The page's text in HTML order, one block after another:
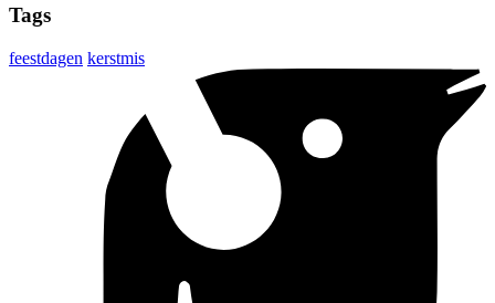
Tags
feestdagen kerstmis